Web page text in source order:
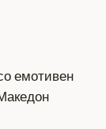
емотивен